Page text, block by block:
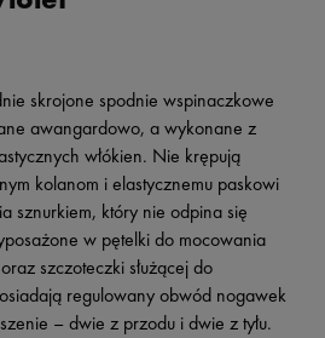
skrojone spodnie wspinaczkowe
awangardowo, a wykonane z
włókien. Nie krępują
kolanom i elastycznemu paskowi
sznurkiem, który nie odpina się
w pętelki do mocowania
szczoteczki służącej do
regulowany obwód nogawek
– dwie z przodu i dwie z tyłu.